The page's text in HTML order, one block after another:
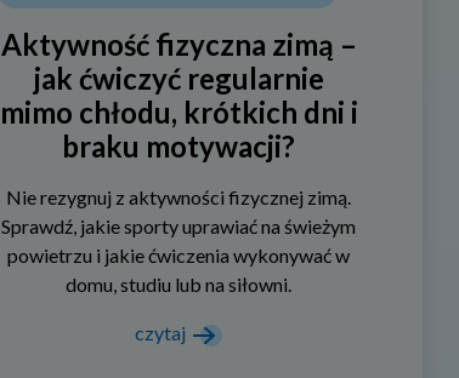
Aktywność fizyczna zimą –
jak ćwiczyć regularnie
mimo chłodu, krótkich dni i
braku motywacji?
Nie rezygnuj z aktywności fizycznej zimą.
Sprawdź, jakie sporty uprawiać na świeżym
powietrzu i jakie ćwiczenia wykonywać w
domu, studiu lub na siłowni.
czytaj